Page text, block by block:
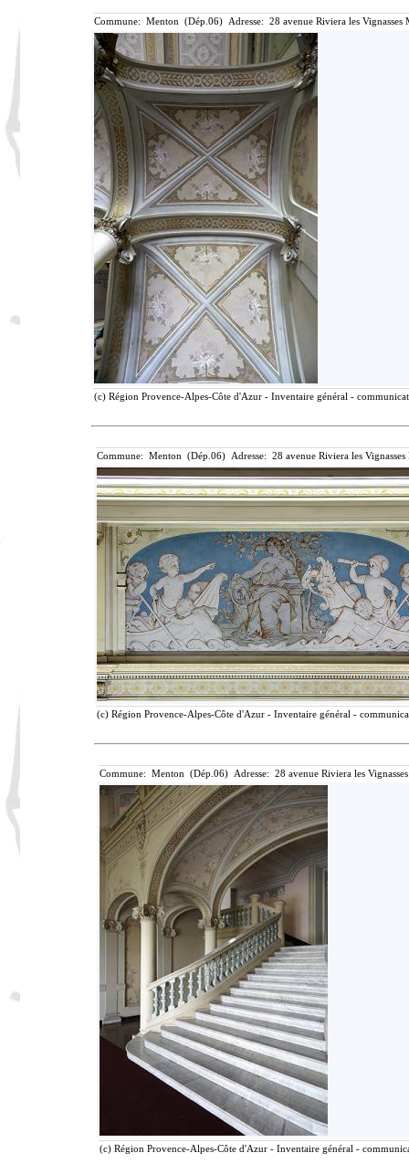
Commune: Menton (Dép.06) Adresse: 28 avenue Riviera les
(c) Région Provence-Alpes-Côte d'Azur - Inventaire général -
Commune: Menton (Dép.06) Adresse: 28 avenue Riviera les
(c) Région Provence-Alpes-Côte d'Azur - Inventaire général -
Commune: Menton (Dép.06) Adresse: 28 avenue Riviera les
(c) Région Provence-Alpes-Côte d'Azur - Inventaire général -